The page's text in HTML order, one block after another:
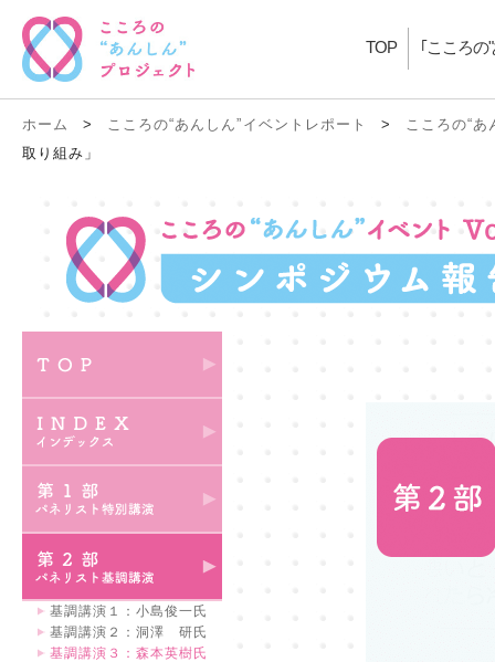
TOP ｢こころの
ホーム > こころの“あんしん”イベントレポート >
こころの“
取り組み」
基調講演１：小島俊一氏
基調講演２：洞澤 研氏
基調講演３：森本英樹氏